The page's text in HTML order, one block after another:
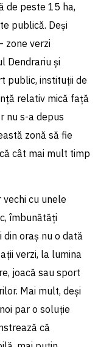
de peste 15 ha,
publică. Deși
zone verzi
Dendrariu și
public, instituții de
relativ mică față
nu s-a depus
zonă să fie
cât mai mult timp
cu unele
îmbunătăți
oraș nu o dată
verzi, la lumina
joacă sau sport
Mai mult, deși
par o soluție
că